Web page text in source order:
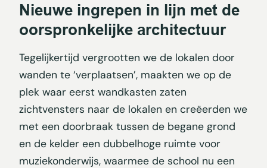
Nieuwe ingrepen in lijn met de
oorspronkelijke architectuur
Tegelijkertijd vergrootten we de lokalen door
wanden te ‘verplaatsen’, maakten we op de
plek waar eerst wandkasten zaten
zichtvensters naar de lokalen en creëerden we
met een doorbraak tussen de begane grond
en de kelder een dubbelhoge ruimte voor
muziekonderwijs, waarmee de school nu een